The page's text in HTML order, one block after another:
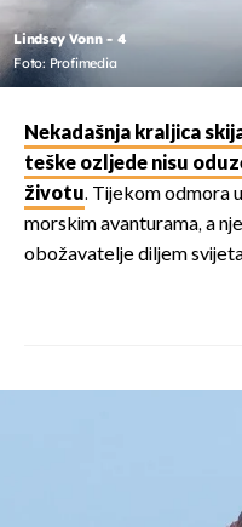
Lindsey Vonn - 4
Foto: Profimedia
Nekadašnja kraljica
teške ozljede nisu
životu. Tijekom odmora
morskim avanturama, a
obožavatelje diljem